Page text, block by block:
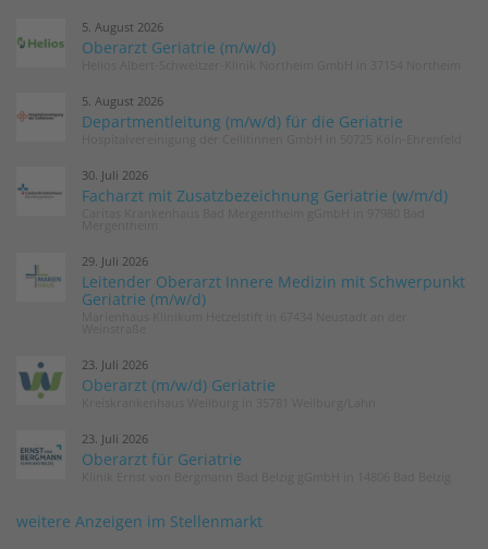
5. August 2026
Oberarzt Geriatrie (m/w/d)
5. August 2026
Departmentleitung (m/w/d) für die Geriatrie
30. Juli 2026
Facharzt mit Zusatzbezeichnung Geriatrie (w/m/d)
29. Juli 2026
Leitender Oberarzt Innere Medizin mit Schwerpunkt
Geriatrie (m/w/d)
23. Juli 2026
Oberarzt (m/w/d) Geriatrie
23. Juli 2026
Oberarzt für Geriatrie
weitere Anzeigen im Stellenmarkt